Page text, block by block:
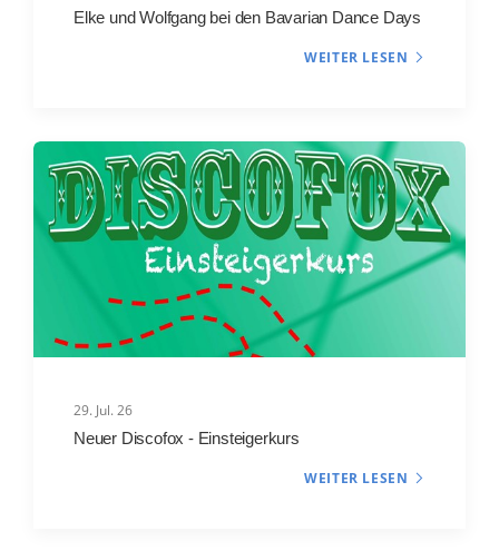
Elke und Wolfgang bei den Bavarian Dance Days
WEITER LESEN
29. Jul. 26
Neuer Discofox - Einsteigerkurs
WEITER LESEN